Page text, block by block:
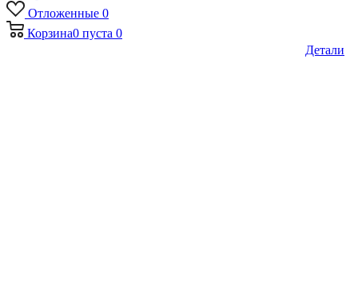
Отложенные 0
Корзина0 пуста 0
Детали